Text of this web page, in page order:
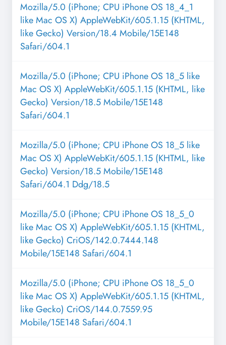
Mozilla/5.0 (iPhone; CPU iPhone OS 18_4_1
like Mac OS X) AppleWebKit/605.1.15 (KHTML,
like Gecko) Version/18.4 Mobile/15E148
Safari/604.1
Mozilla/5.0 (iPhone; CPU iPhone OS 18_5 like
Mac OS X) AppleWebKit/605.1.15 (KHTML, like
Gecko) Version/18.5 Mobile/15E148
Safari/604.1
Mozilla/5.0 (iPhone; CPU iPhone OS 18_5 like
Mac OS X) AppleWebKit/605.1.15 (KHTML, like
Gecko) Version/18.5 Mobile/15E148
Safari/604.1 Ddg/18.5
Mozilla/5.0 (iPhone; CPU iPhone OS 18_5_0
like Mac OS X) AppleWebKit/605.1.15 (KHTML,
like Gecko) CriOS/142.0.7444.148
Mobile/15E148 Safari/604.1
Mozilla/5.0 (iPhone; CPU iPhone OS 18_5_0
like Mac OS X) AppleWebKit/605.1.15 (KHTML,
like Gecko) CriOS/144.0.7559.95
Mobile/15E148 Safari/604.1